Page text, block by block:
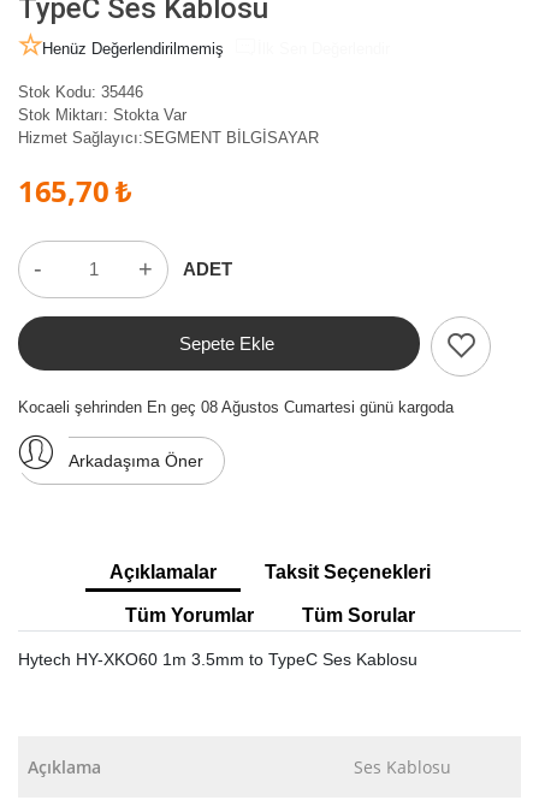
TypeC Ses Kablosu
Henüz Değerlendirilmemiş
Stok Kodu: 35446
Stok Miktarı: Stokta Var
Hizmet Sağlayıcı:SEGMENT BİLGİSAYAR
165,70 ₺
- + ADET
Sepete Ekle
Kocaeli şehrinden En geç 08 Ağustos Cumartesi günü kargoda
Arkadaşıma Öner
Açıklamalar Taksit Seçenekleri
Tüm Yorumlar Tüm Sorular
Hytech HY-XKO60 1m 3.5mm to TypeC Ses Kablosu
Açıklama Ses Kablosu